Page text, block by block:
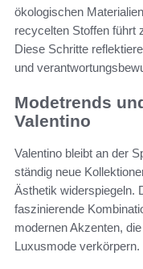
ökologischen
recycelten Stoffen führt
Diese Schritte
und
Modetrends
Valentino
Valentino bleibt an der
ständig neue
Ästhetik widerspiegeln.
faszinierende
modernen Akzenten,
Luxusmode verkörpern.